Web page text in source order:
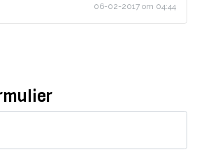
06-02-2017 om 04:44